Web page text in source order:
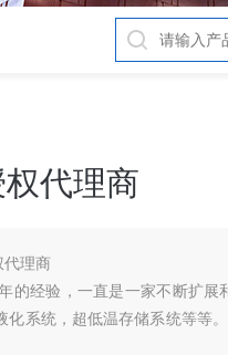
代理商
代理商
的经验，一直是一家不断扩
化系统，超低温存储系统等等